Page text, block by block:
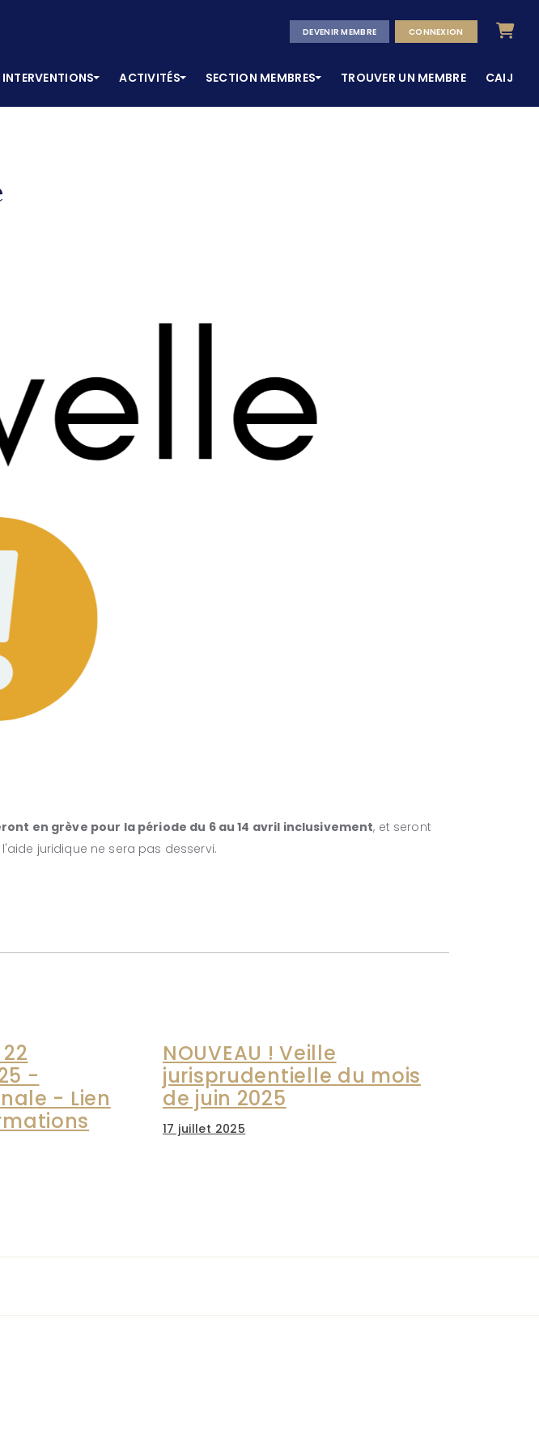
DEVENIR MEMBRE CONNEXION Panier
INTERVENTIONS ACTIVITÉS SECTION MEMBRES TROUVER UN MEMBRE CAIJ
en grève pour la période du 6 au 14 avril inclusivement, et seront
juridique ne sera pas desservi.
-
- Lien
NOUVEAU ! Veille
jurisprudentielle du mois
de juin 2025
17 juillet 2025